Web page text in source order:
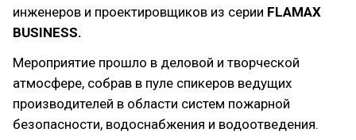
инженеров и проектировщиков из серии FLAMAX
BUSINESS.
Мероприятие прошло в деловой и творческой
атмосфере, собрав в пуле спикеров ведущих
производителей в области систем пожарной
безопасности, водоснабжения и водоотведения.